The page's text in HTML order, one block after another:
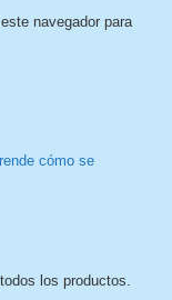
navegador para
cómo se
los productos.